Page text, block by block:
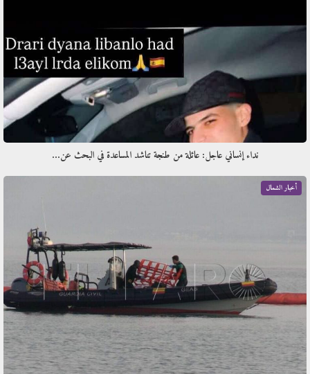
نداء إنساني عاجل: عائلة من طنجة تناشد المساعدة في البحث عن…
أخبار الشمال